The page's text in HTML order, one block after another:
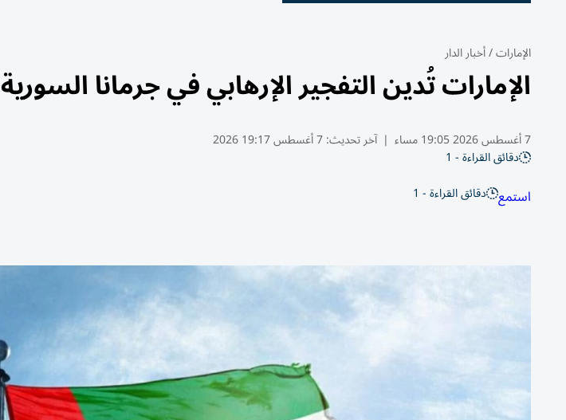
الإمارات/أخبار الدار
الإمارات تُدين التفجير الإرهابي في جرمانا السورية
7 أغسطس 2026 19:05 مساء | آخر تحديث:7 أغسطس 19:17 2026
دقائق القراءة - 1
استمع دقائق القراءة - 1